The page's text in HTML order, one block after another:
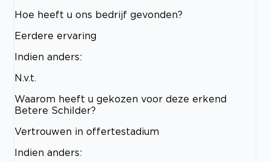
Hoe heeft u ons bedrijf gevonden?
Eerdere ervaring
Indien anders:
N.v.t.
Waarom heeft u gekozen voor deze erkend
Betere Schilder?
Vertrouwen in offertestadium
Indien anders: